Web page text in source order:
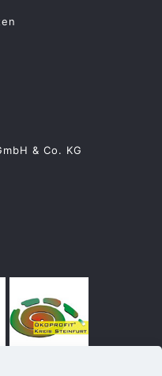
& Co. KG